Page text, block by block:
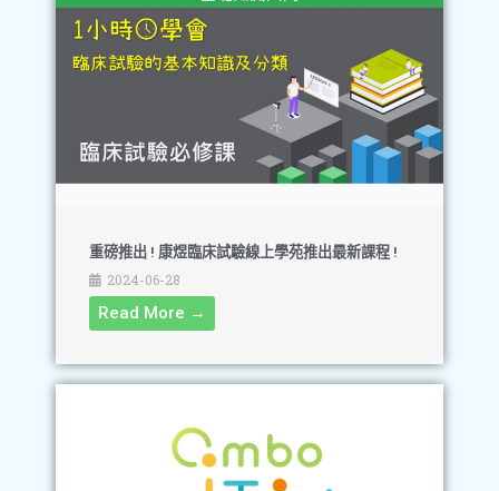
重磅推出 ! 康煜臨床試驗線上學苑推出最新課程 !
2024-06-28
Read More →